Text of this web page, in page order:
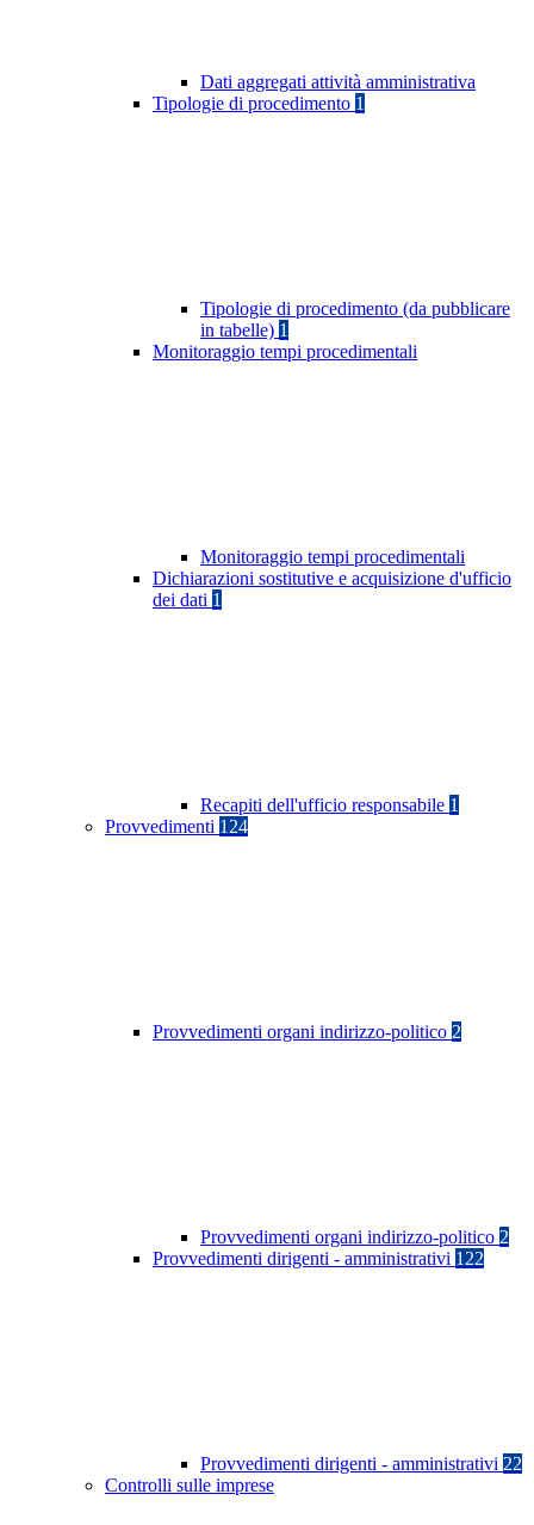
Dati aggregati attività amministrativa
Tipologie di procedimento 1
Tipologie di procedimento (da pubblicare
in tabelle) 1
Monitoraggio tempi procedimentali
Monitoraggio tempi procedimentali
Dichiarazioni sostitutive e acquisizione d'ufficio
dei dati 1
Recapiti dell'ufficio responsabile 1
Provvedimenti 124
Provvedimenti organi indirizzo-politico 2
Provvedimenti organi indirizzo-politico 2
Provvedimenti dirigenti - amministrativi 122
Provvedimenti dirigenti - amministrativi 22
Controlli sulle imprese